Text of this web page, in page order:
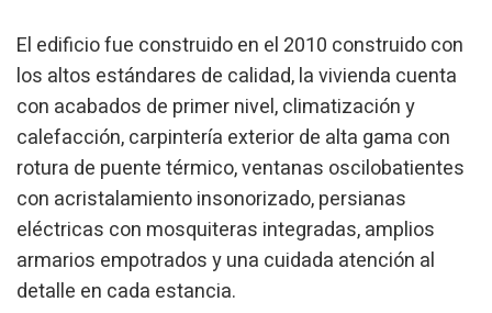
El edificio fue construido en el 2010 construido con
los altos estándares de calidad, la vivienda cuenta
con acabados de primer nivel, climatización y
calefacción, carpintería exterior de alta gama con
rotura de puente térmico, ventanas oscilobatientes
con acristalamiento insonorizado, persianas
eléctricas con mosquiteras integradas, amplios
armarios empotrados y una cuidada atención al
detalle en cada estancia.
impedir que sean instaladas en su disco duro, aunque
deberá tener en cuenta que dicha acción podrá ocasionar
dificultades de navegación de la página web.
Analíticas y personalización
Permiten realizar el seguimiento y análisis del
comportamiento de los usuarios de este sitio web. La
información recogida mediante este tipo de cookies se
utiliza en la medición de la actividad de la web para la
elaboración de perfiles de navegación de los usuarios con
el fin de introducir mejoras en función del análisis de los
datos de uso que hacen los usuarios del servicio. Permiten
guardar la información de preferencia del usuario para
mejorar la calidad de nuestros servicios y para ofrecer una